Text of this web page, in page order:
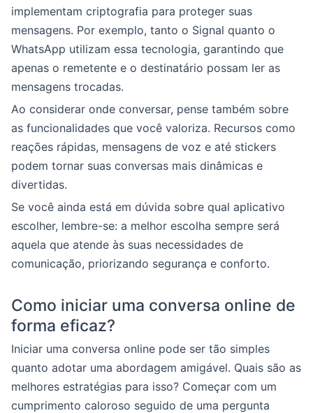
implementam criptografia para proteger suas
mensagens. Por exemplo, tanto o Signal quanto o
WhatsApp utilizam essa tecnologia, garantindo que
apenas o remetente e o destinatário possam ler as
mensagens trocadas.
Ao considerar onde conversar, pense também sobre
as funcionalidades que você valoriza. Recursos como
reações rápidas, mensagens de voz e até stickers
podem tornar suas conversas mais dinâmicas e
divertidas.
Se você ainda está em dúvida sobre qual aplicativo
escolher, lembre-se: a melhor escolha sempre será
aquela que atende às suas necessidades de
comunicação, priorizando segurança e conforto.
Como iniciar uma conversa online de
forma eficaz?
Iniciar uma conversa online pode ser tão simples
quanto adotar uma abordagem amigável. Quais são as
melhores estratégias para isso? Começar com um
cumprimento caloroso seguido de uma pergunta